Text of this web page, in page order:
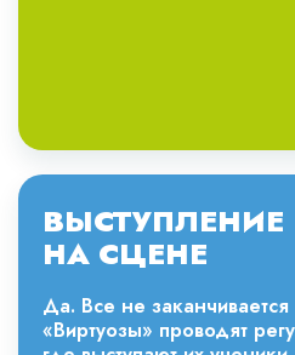
ВЫСТУПЛЕНИЕ
НА СЦЕНЕ
Да. Все не
«Виртуозы» проводят